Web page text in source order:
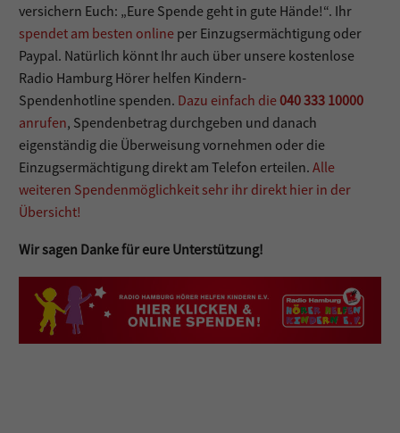
versichern Euch: „Eure Spende geht in gute Hände!“. Ihr
spendet am besten online per Einzugsermächtigung oder
Paypal. Natürlich könnt Ihr auch über unsere kostenlose
Radio Hamburg Hörer helfen Kindern-
Spendenhotline spenden. Dazu einfach die040 333 10000
anrufen, Spendenbetrag durchgeben und danach
eigenständig die Überweisung vornehmen oder die
Einzugsermächtigung direkt am Telefon erteilen. Alle
weiteren Spendenmöglichkeit sehr ihr direkt hier in der
Übersicht!
Wir sagen Danke für eure Unterstützung!